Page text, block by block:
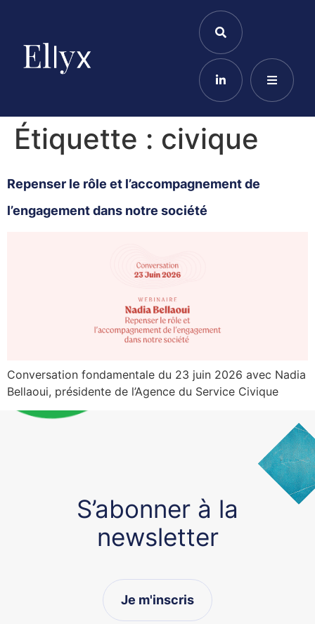
Étiquette : civique
Repenser le rôle et l’accompagnement de
l’engagement dans notre société
Conversation fondamentale du 23 juin 2026 avec Nadia
Bellaoui, présidente de l’Agence du Service Civique
S’abonner à la
newsletter
Je m'inscris